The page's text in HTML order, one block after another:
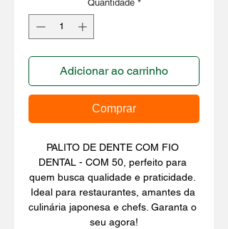
Quantidade *
Adicionar ao carrinho
Comprar
PALITO DE DENTE COM FIO
DENTAL - COM 50, perfeito para
quem busca qualidade e praticidade.
Ideal para restaurantes, amantes da
culinária japonesa e chefs. Garanta o
seu agora!